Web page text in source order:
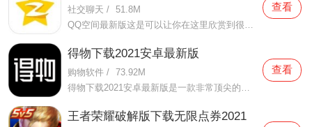
社交聊天 / 51.8M
QQ空间最新版这是可以让你在这里欣赏到很多优质的内容欣赏体验的手机视频软件，在这里的内容有很多都是好友的动态，而且还有很多的互动功能可以让你跟好友之间的亲密度再次提升，大家在这里可以感受到很多优质的社交和很多有趣的心情分享，不仅可以跟人互动，这软件也是自己
查看
得物下载2021安卓最新版
购物软件 / 73.92M
查看
王者荣耀破解版下载无限点券2021